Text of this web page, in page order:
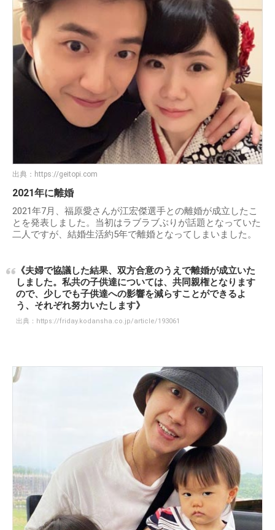
出典： https://geitopi.com
2021年に離婚
2021年7月、福原愛さんが江宏傑選手との離婚が成立したこ
とを発表しました。当初はラブラブぶりが話題となっていた
二人ですが、結婚生活約5年で離婚となってしまいました。
《夫婦で協議した結果、双方合意のうえで離婚が成立いた
しました。私共の子供達については、共同親権となります
ので、少しでも子供達への影響を減らすことができるよ
う、それぞれ努力いたします》
出典： https://friday.kodansha.co.jp/article/193061